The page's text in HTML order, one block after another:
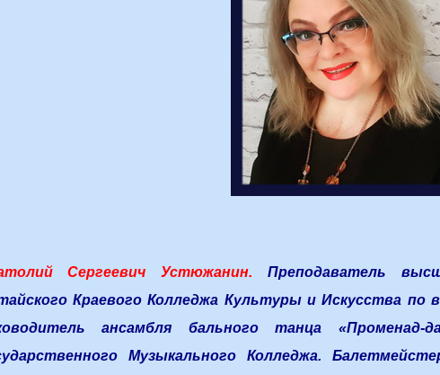
Сергеевич Устюжанин. Преподаватель
Краевого Колледжа Культуры и Искусства по
ансамбля бального танца «Променад-
Музыкального Колледжа.